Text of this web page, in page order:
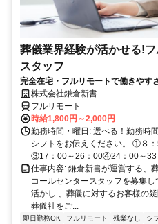
葬儀業界経験が活かせる!
スタッフ
完全在宅・フルリモートで働きや
から未経験でも安心！平日休みあり
イフバランス！
株式会社鎌倉新書
フルリモート
時給1,800円～2,000円
勤務時間・曜日: 選べる！勤務
シフトをお伝えください。 ①８
③17：00～26：00④24：00～33
仕事内容: 鎌倉新書が運営する、
コールセンタースタッフを募集
活かし 、葬儀に対するお客様の
葬儀社をご...
即日勤務OK フルリモート 残業なし シ